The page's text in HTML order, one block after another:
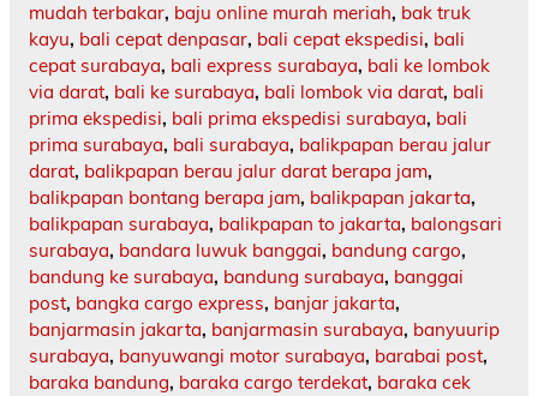
mudah terbakar, baju online murah meriah, bak truk
kayu, bali cepat denpasar, bali cepat ekspedisi, bali
cepat surabaya, bali express surabaya, bali ke lombok
via darat, bali ke surabaya, bali lombok via darat, bali
prima ekspedisi, bali prima ekspedisi surabaya, bali
prima surabaya, bali surabaya, balikpapan berau jalur
darat, balikpapan berau jalur darat berapa jam,
balikpapan bontang berapa jam, balikpapan jakarta,
balikpapan surabaya, balikpapan to jakarta, balongsari
surabaya, bandara luwuk banggai, bandung cargo,
bandung ke surabaya, bandung surabaya, banggai
post, bangka cargo express, banjar jakarta,
banjarmasin jakarta, banjarmasin surabaya, banyuurip
surabaya, banyuwangi motor surabaya, barabai post,
baraka bandung, baraka cargo terdekat, baraka cek